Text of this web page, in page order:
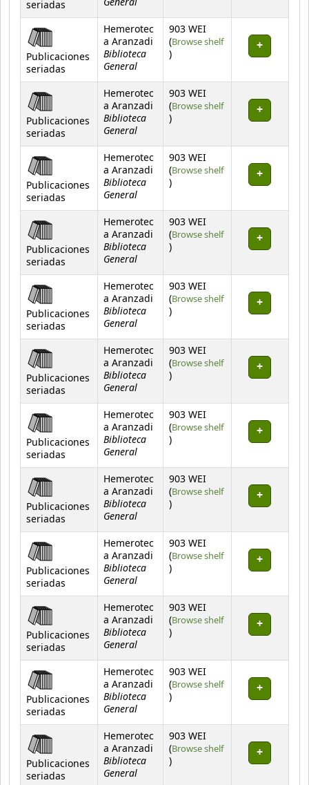
seriadas
Publicaciones
seriadas
Hemerotec
a Aranzadi
Biblioteca
General
903 WEI
(Browse shelf
(Opens below)
)
Publicaciones
seriadas
Hemerotec
a Aranzadi
Biblioteca
General
903 WEI
(Browse shelf
(Opens below)
)
Publicaciones
seriadas
Hemerotec
a Aranzadi
Biblioteca
General
903 WEI
(Browse shelf
(Opens below)
)
Publicaciones
seriadas
Hemerotec
a Aranzadi
Biblioteca
General
903 WEI
(Browse shelf
(Opens below)
)
Publicaciones
seriadas
Hemerotec
a Aranzadi
Biblioteca
General
903 WEI
(Browse shelf
(Opens below)
)
Publicaciones
seriadas
Hemerotec
a Aranzadi
Biblioteca
General
903 WEI
(Browse shelf
(Opens below)
)
Publicaciones
seriadas
Hemerotec
a Aranzadi
Biblioteca
General
903 WEI
(Browse shelf
(Opens below)
)
Publicaciones
seriadas
Hemerotec
a Aranzadi
Biblioteca
General
903 WEI
(Browse shelf
(Opens below)
)
Publicaciones
seriadas
Hemerotec
a Aranzadi
Biblioteca
General
903 WEI
(Browse shelf
(Opens below)
)
Publicaciones
seriadas
Hemerotec
a Aranzadi
Biblioteca
General
903 WEI
(Browse shelf
(Opens below)
)
Publicaciones
seriadas
Hemerotec
a Aranzadi
Biblioteca
General
903 WEI
(Browse shelf
(Opens below)
)
Publicaciones
seriadas
Hemerotec
a Aranzadi
Biblioteca
General
903 WEI
(Browse shelf
(Opens below)
)